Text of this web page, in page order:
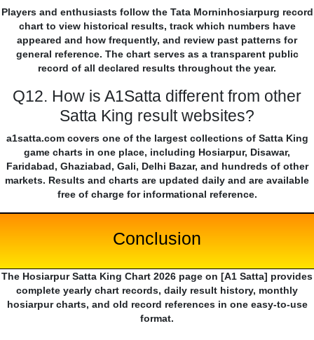
Players and enthusiasts follow the Tata Morninhosiarpurg record
chart to view historical results, track which numbers have
appeared and how frequently, and review past patterns for
general reference. The chart serves as a transparent public
record of all declared results throughout the year.
Q12. How is A1Satta different from other
Satta King result websites?
a1satta.com covers one of the largest collections of Satta King
game charts in one place, including Hosiarpur, Disawar,
Faridabad, Ghaziabad, Gali, Delhi Bazar, and hundreds of other
markets. Results and charts are updated daily and are available
free of charge for informational reference.
Conclusion
The Hosiarpur Satta King Chart 2026 page on [A1 Satta] provides
complete yearly chart records, daily result history, monthly
hosiarpur charts, and old record references in one easy-to-use
format.